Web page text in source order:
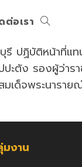
ต่อเรา Toggle
website
ฏิบัติหน้าที่แทน
ะตัง รองผู้ว่าร
ด็จพระนาราย
งาน